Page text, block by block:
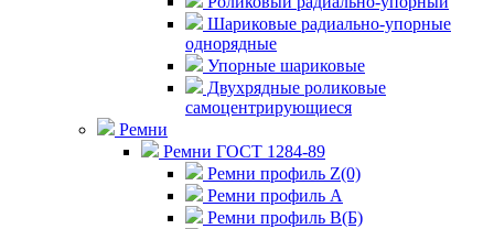
Шариковые радиально-упорные
однорядные
Упорные шариковые
Двухрядные роликовые
самоцентрирующиеся
Ремни
Ремни ГОСТ 1284-89
Ремни профиль Z(0)
Ремни профиль А
Ремни профиль В(Б)